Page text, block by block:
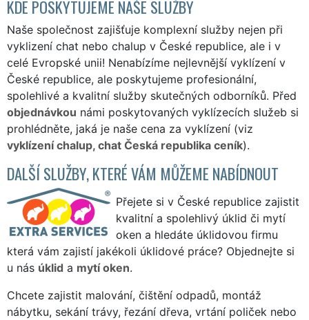
KDE POSKYTUJEME NAŠE SLUŽBY
Naše společnost zajišťuje komplexní služby nejen při
vyklizení chat nebo chalup v České republice, ale i v
celé Evropské unii! Nenabízíme nejlevnější vyklízení v
České republice, ale poskytujeme profesionální,
spolehlivé a kvalitní služby skutečných odborníků. Před
objednávkou námi poskytovaných vyklízecích služeb si
prohlédněte, jaká je naše cena za vyklízení (viz
vyklízení chalup, chat Česká republika ceník).
DALŠÍ SLUŽBY, KTERÉ VÁM MŮŽEME NABÍDNOUT
Přejete si v České republice zajistit
kvalitní a spolehlivý úklid či mytí
oken a hledáte úklidovou firmu
která vám zajistí jakékoli úklidové práce? Objednejte si
u nás úklid a mytí oken.
Chcete zajistit malování, čištění odpadů, montáž
nábytku, sekání trávy, řezání dřeva, vrtání poliček nebo